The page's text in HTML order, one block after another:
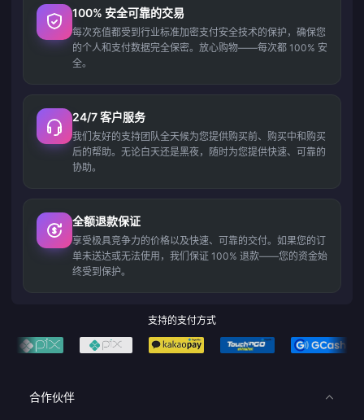
100% 安全可靠的交易
每次充值都受到行业标准加密支付安全技术的保护，确保您
的个人和支付数据完全保密。放心购物——每次都 100% 安
全。
24/7 客户服务
我们友好的支持团队全天候为您提供购买前、购买中和购买
后的帮助。无论白天还是黑夜，随时为您提供快速、可靠的
协助。
全额退款保证
享受极具竞争力的价格以及快速、可靠的交付。如果您的订
单未送达或无法使用，我们保证 100% 退款——您的资金始
终受到保护。
支持的支付方式
合作伙伴